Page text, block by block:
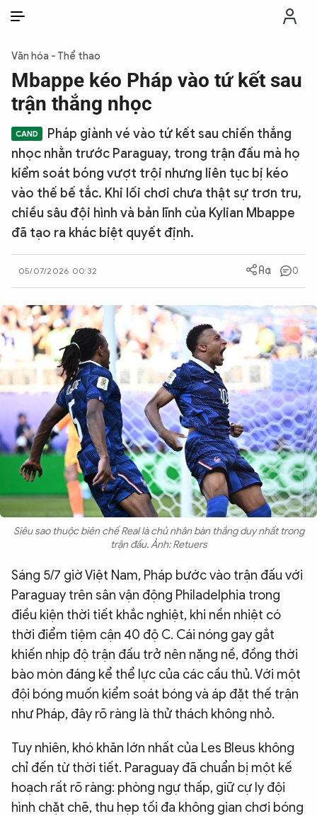
THỜI SỰ
CHỐNG DIỄN BIẾN HÒA BÌNH
CÔNG AN TRONG LÒNG DÂN
CÔNG NGHỆ
QUỐC TẾ
VĂN HÓA - THỂ THAO
BẠN ĐỌC & CAND
ĐA PHƯƠNG TIỆN
Podcast
Video Ảnh
Chuyên trang An ninh thế giớiVăn nghệ Công an
Chuyên đề
Văn hóa - Thể thao
Mbappe kéo Pháp vào tứ kết sau
trận thắng nhọc
Pháp giành vé vào tứ kết sau chiến thắng
nhọc nhằn trước Paraguay, trong trận đấu mà họ
kiểm soát bóng vượt trội nhưng liên tục bị kéo
vào thế bế tắc. Khi lối chơi chưa thật sự trơn tru,
chiều sâu đội hình và bản lĩnh của Kylian Mbappe
đã tạo ra khác biệt quyết định.
05/07/2026 00:32 0
Siêu sao thuộc biên chế Real là chủ nhân bàn thắng duy nhất trong
trận đấu. Ảnh: Retuers
Sáng 5/7 giờ Việt Nam, Pháp bước vào trận đấu với
Paraguay trên sân vận động Philadelphia trong
điều kiện thời tiết khắc nghiệt, khi nền nhiệt có
thời điểm tiệm cận 40 độ C. Cái nóng gay gắt
khiến nhịp độ trận đấu trở nên nặng nề, đồng thời
bào mòn đáng kể thể lực của các cầu thủ. Với một
đội bóng muốn kiểm soát bóng và áp đặt thế trận
như Pháp, đây rõ ràng là thử thách không nhỏ.
Tuy nhiên, khó khăn lớn nhất của Les Bleus không
chỉ đến từ thời tiết. Paraguay đã chuẩn bị một kế
hoạch rất rõ ràng: phòng ngự thấp, giữ cự ly đội
hình chặt chẽ, thu hẹp tối đa không gian chơi bóng